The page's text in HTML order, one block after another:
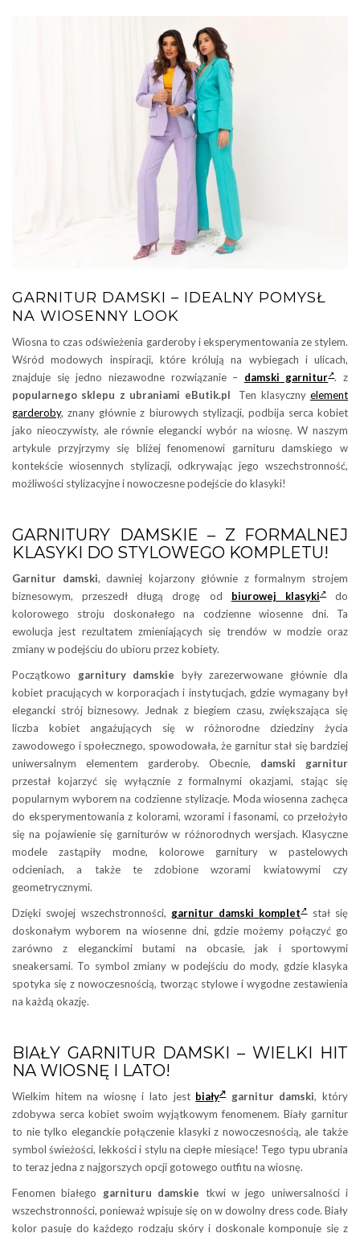
GARNITUR DAMSKI – IDEALNY POMYSŁ
NA WIOSENNY LOOK
Wiosna to czas odświeżenia garderoby i eksperymentowania ze stylem.
Wśród modowych inspiracji, które królują na wybiegach i ulicach,
znajduje się jedno niezawodne rozwiązanie – damski garnitur . z
popularnego sklepu z ubraniami eButik.pl Ten klasyczny element
garderoby, znany głównie z biurowych stylizacji, podbija serca kobiet
jako nieoczywisty, ale równie elegancki wybór na wiosnę. W naszym
artykule przyjrzymy się bliżej fenomenowi garnituru damskiego w
kontekście wiosennych stylizacji, odkrywając jego wszechstronność,
możliwości stylizacyjne i nowoczesne podejście do klasyki!
GARNITURY DAMSKIE – Z FORMALNEJ
KLASYKI DO STYLOWEGO KOMPLETU!
Garnitur damski, dawniej kojarzony głównie z formalnym strojem
biznesowym, przeszedł długą drogę od biurowej klasyki do
kolorowego stroju doskonałego na codzienne wiosenne dni. Ta
ewolucja jest rezultatem zmieniających się trendów w modzie oraz
zmiany w podejściu do ubioru przez kobiety.
Początkowo garnitury damskie były zarezerwowane głównie dla
kobiet pracujących w korporacjach i instytucjach, gdzie wymagany był
elegancki strój biznesowy. Jednak z biegiem czasu, zwiększająca się
liczba kobiet angażujących się w różnorodne dziedziny życia
zawodowego i społecznego, spowodowała, że garnitur stał się bardziej
uniwersalnym elementem garderoby. Obecnie, damski garnitur
przestał kojarzyć się wyłącznie z formalnymi okazjami, stając się
popularnym wyborem na codzienne stylizacje. Moda wiosenna zachęca
do eksperymentowania z kolorami, wzorami i fasonami, co przełożyło
się na pojawienie się garniturów w różnorodnych wersjach. Klasyczne
modele zastąpiły modne, kolorowe garnitury w pastelowych
odcieniach, a także te zdobione wzorami kwiatowymi czy
geometrycznymi.
Dzięki swojej wszechstronności, garnitur damski komplet stał się
doskonałym wyborem na wiosenne dni, gdzie możemy połączyć go
zarówno z eleganckimi butami na obcasie, jak i sportowymi
sneakersami. To symbol zmiany w podejściu do mody, gdzie klasyka
spotyka się z nowoczesnością, tworząc stylowe i wygodne zestawienia
na każdą okazję.
BIAŁY GARNITUR DAMSKI – WIELKI HIT
NA WIOSNĘ I LATO!
Wielkim hitem na wiosnę i lato jest biały garnitur damski, który
zdobywa serca kobiet swoim wyjątkowym fenomenem. Biały garnitur
to nie tylko eleganckie połączenie klasyki z nowoczesnością, ale także
symbol świeżości, lekkości i stylu na ciepłe miesiące! Tego typu ubrania
to teraz jedna z najgorszych opcji gotowego outfitu na wiosnę.
Fenomen białego garnituru damskie tkwi w jego uniwersalności i
wszechstronności, ponieważ wpisuje się on w dowolny dress code. Biały
kolor pasuje do każdego rodzaju skóry i doskonale komponuje się z